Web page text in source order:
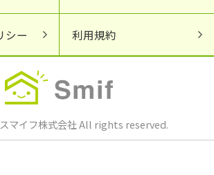
シー 利用規約
マイフ株式会社 All rights reserved.